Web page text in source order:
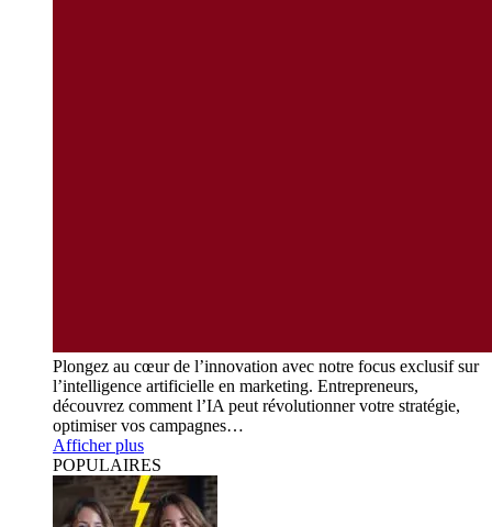
Plongez au cœur de l’innovation avec notre focus exclusif sur
l’intelligence artificielle en marketing. Entrepreneurs,
découvrez comment l’IA peut révolutionner votre stratégie,
optimiser vos campagnes…
Afficher plus
POPULAIRES